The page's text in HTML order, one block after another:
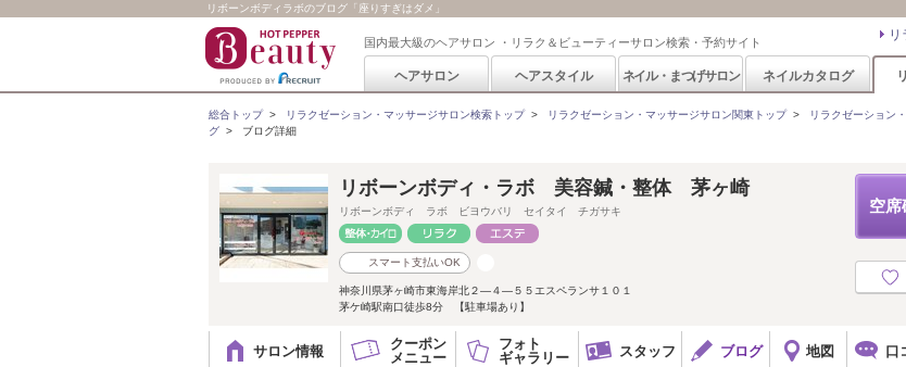
リボーンボディラボのブログ「座りすぎはダメ」
国内最大級のヘアサロン ・リラク＆ビューティーサロン検索・予約サイト
ヘアサロン ヘアスタイル ネイル・まつげサロン ネイルカタログ
総合トップ> リラクゼーション・マッサージサロン検索トップ> リラクゼーション・マッサージサロン関東トップ> リラクゼーション
グ > ブログ詳細
空席
リボーンボディ・ラボ 美容鍼・整体 茅ヶ崎
リボーンボディ ラボ ビヨウバリ セイタイ チガサキ
スマート支払いOK
神奈川県茅ヶ崎市東海岸北２―４―５５エスペランサ１０１
茅ケ崎駅南口徒歩8分 【駐車場あり】
サロン情報
クーポン
メニュー
フォト
ギャラリー
スタッフ ブログ 地図 口